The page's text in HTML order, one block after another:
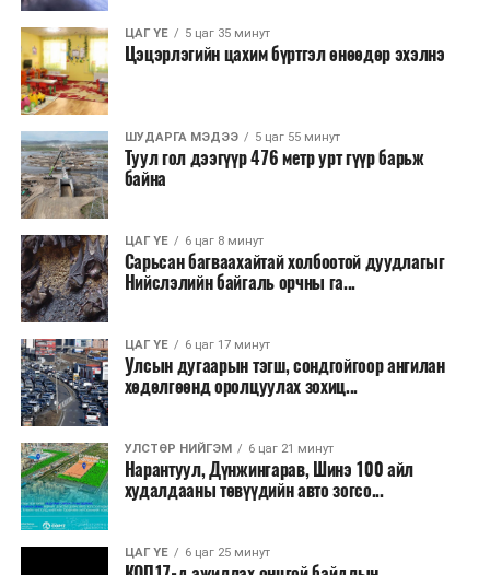
онд зохион байгуулагдсан. Түүнээс хойш жил бүр
тасралтгүй зохион байгуулагдаж ирсэн бөгөөд АНУ-
ын Эх орончдын өдөрт зориулан дөрөвдүгээр сарын
гурав дахь Даваа гаригт уламжлал болгон явуулдаг.
Олон улсын марафоны тэмцээнүүд дундаас нэр
хүндээрээ тэргүүлэх энэхүү уралдаанд оролцохын
тулд гүйгчид тодорхой босго хугацаа давсан байх
шаардлагатай нь онцлог юм.
ЦАГ ҮЕ 5 цаг 35 минут
Цэцэрлэгийн цахим бүртгэл өнөөдөр эхэлнэ
ШУДАРГА МЭДЭЭ 5 цаг 55 минут
Туул гол дээгүүр 476 метр урт гүүр барьж
байна
ЦАГ ҮЕ 6 цаг 8 минут
Сарьсан багваахайтай холбоотой дуудлагыг
Нийслэлийн байгаль орчны га...
ЦАГ ҮЕ 6 цаг 17 минут
Улсын дугаарын тэгш, сондгойгоор ангилан
хөдөлгөөнд оролцуулах зохиц...
УЛСТӨР НИЙГЭМ 6 цаг 21 минут
Нарантуул, Дүнжингарав, Шинэ 100 айл
худалдааны төвүүдийн авто зогсо...
ЦАГ ҮЕ 6 цаг 25 минут